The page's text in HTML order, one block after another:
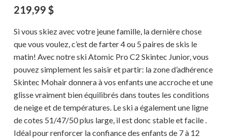
219,99 $
Si vous skiez avec votre jeune famille, la dernière chose
que vous voulez, c’est de farter 4 ou 5 paires de skis le
matin! Avec notre ski Atomic Pro C2 Skintec Junior, vous
pouvez simplement les saisir et partir: la zone d’adhérence
Skintec Mohair donnera à vos enfants une accroche et une
glisse vraiment bien équilibrés dans toutes les conditions
de neige et de températures. Le ski a également une ligne
de cotes 51/47/50 plus large, il est donc stable et facile .
Idéal pour renforcer la confiance des enfants de 7 à 12